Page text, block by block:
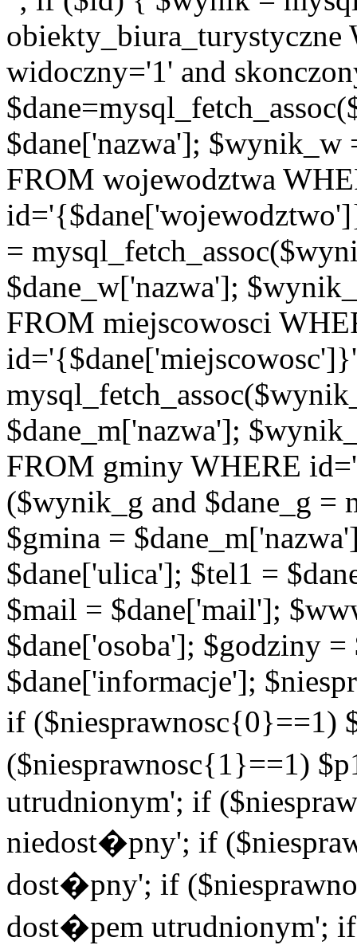
widoczny='1' and
$dane['nazwa'];
FROM wojewodztwa
=
$dane_w['nazwa'];
FROM miejscowosci
$dane_m['nazwa'];
FROM gminy WHERE
($wynik_g and $dane_g =
$gmina =
$dane['ulica']; $tel1 =
$mail = $dane['mail'];
$dane['osoba']; $godziny
$dane['informacje'];
if ($niesprawnosc{0}==1)
($niesprawnosc{1}==1)
utrudnionym'; if
niedost�pny'; if
dost�pny'; if
dost�pem utrudnionym';